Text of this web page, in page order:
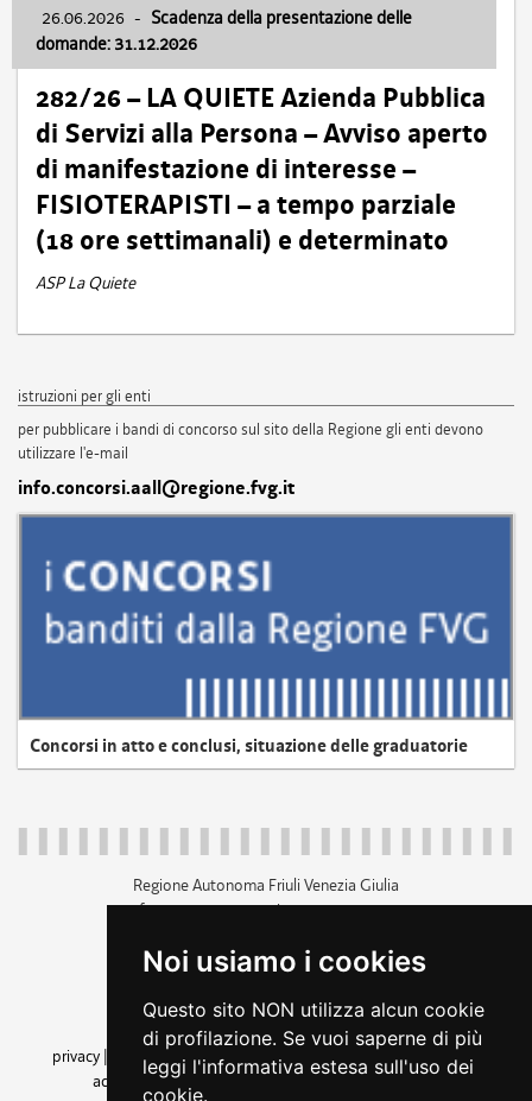
Noi usiamo i cookies
Questo sito NON utilizza alcun cookie
di profilazione. Se vuoi saperne di più
leggi l'informativa estesa sull'uso dei
cookie.
26.06.2026 - Scadenza della presentazione delle
domande: 31.12.2026
282/26 – LA QUIETE Azienda Pubblica
di Servizi alla Persona – Avviso aperto
di manifestazione di interesse –
FISIOTERAPISTI – a tempo parziale
(18 ore settimanali) e determinato
ASP La Quiete
istruzioni per gli enti
per pubblicare i bandi di concorso sul sito della Regione gli enti devono
utilizzare l'e-mail
info.concorsi.aall@regione.fvg.it
Concorsi in atto e conclusi, situazione delle graduatorie
Regione Autonoma Friuli Venezia Giulia
c.f. 80014930327; p.iva 00526040324
+39 040 3771111
amministrazione trasparente
privacy
cookie |note legali accessibilità
dichiarazione di
accessibilità| feedback cambio preferenze cookie